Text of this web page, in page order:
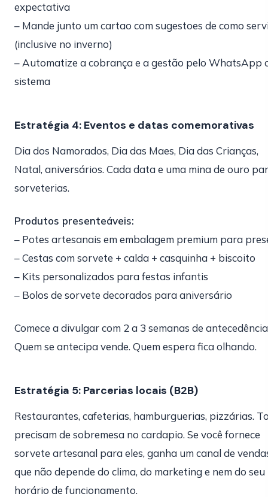
expectativa
– Mande junto um cartao com sugestoes de como
(inclusive no inverno)
– Automatize a cobrança e a gestão pelo WhatsApp
sistema
Estratégia 4: Eventos e datas comemorativas
Dia dos Namorados, Dia das Maes, Dia das Crianças,
Natal, aniversários. Cada data e uma mina de ouro
sorveterias.
Produtos presenteáveis:
– Potes artesanais em embalagem premium para
– Cestas com sorvete + calda + casquinha + biscoito
– Kits personalizados para festas infantis
– Bolos de sorvete decorados para aniversário
Comece a divulgar com 2 a 3 semanas de
Quem se antecipa vende. Quem espera fica olhando.
Estratégia 5: Parcerias locais (B2B)
Restaurantes, cafeterias, hamburguerias, pizzárias.
precisam de sobremesa no cardapio. Se você fornece
sorvete artesanal para eles, ganha um canal de
que não depende do clima, do marketing e nem do seu
horário de funcionamento.